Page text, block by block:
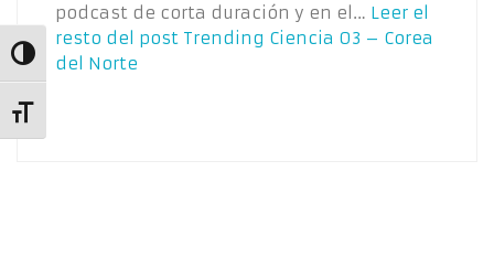
Alternar alto contraste
Alternar tamaño de letra
podcast de corta duración y en el… Leer el
resto del post Trending Ciencia 03 – Corea
del Norte